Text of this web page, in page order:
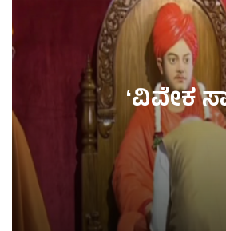
ʻವಿವೇಕ
ʻವಿವೇಕ ಸ್ಮಾರಕʼ ಉದ್ಘಾಟನೆ